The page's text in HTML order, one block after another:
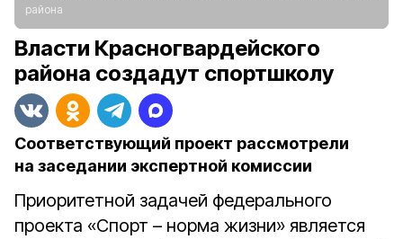
района
Власти Красногвардейского
района создадут спортшколу
Соответствующий проект рассмотрели
на заседании экспертной комиссии
Приоритетной задачей федерального
проекта «Спорт – норма жизни» является